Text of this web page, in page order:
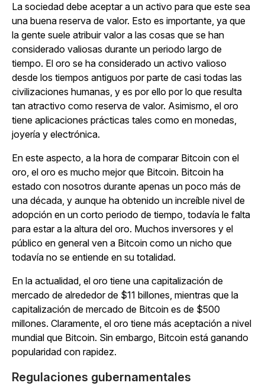
La sociedad debe aceptar a un activo para que este sea
una buena reserva de valor. Esto es importante, ya que
la gente suele atribuir valor a las cosas que se han
considerado valiosas durante un periodo largo de
tiempo. El oro se ha considerado un activo valioso
desde los tiempos antiguos por parte de casi todas las
civilizaciones humanas, y es por ello por lo que resulta
tan atractivo como reserva de valor. Asimismo, el oro
tiene aplicaciones prácticas tales como en monedas,
joyería y electrónica.
En este aspecto, a la hora de comparar Bitcoin con el
oro, el oro es mucho mejor que Bitcoin. Bitcoin ha
estado con nosotros durante apenas un poco más de
una década, y aunque ha obtenido un increíble nivel de
adopción en un corto periodo de tiempo, todavía le falta
para estar a la altura del oro. Muchos inversores y el
público en general ven a Bitcoin como un nicho que
todavía no se entiende en su totalidad.
En la actualidad, el oro tiene una capitalización de
mercado de alrededor de $11 billones, mientras que la
capitalización de mercado de Bitcoin es de $500
millones. Claramente, el oro tiene más aceptación a nivel
mundial que Bitcoin. Sin embargo, Bitcoin está ganando
popularidad con rapidez.
Regulaciones gubernamentales